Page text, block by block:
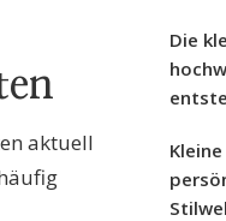
aktuell
Die